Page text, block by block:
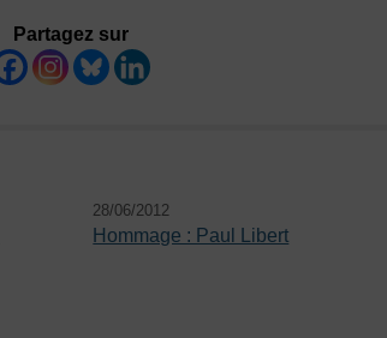
Partagez sur
28/06/2012
Hommage : Paul Libert